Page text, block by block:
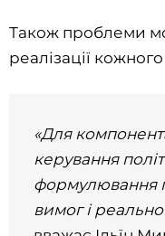
Також проблеми
реалізації
«Для
керування
формулювання
вимог і